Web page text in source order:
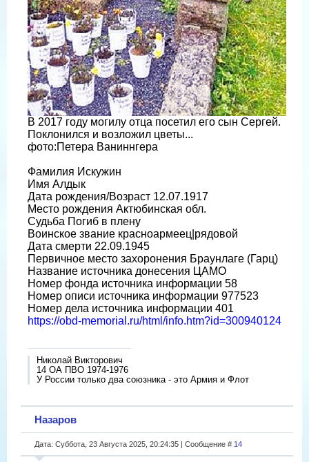
В 2017 году могилу отца посетил его сын Сергей.
Поклонился и возложил цветы...
фото:Петера Ваниннгера
Фамилия Искужин
Имя Алдык
Дата рождения/Возраст 12.07.1917
Место рождения Актюбинская обл.
Судьба Погиб в плену
Воинское звание красноармеец|рядовой
Дата смерти 22.09.1945
Первичное место захоронения Браунлаге (Гарц)
Название источника донесения ЦАМО
Номер фонда источника информации 58
Номер описи источника информации 977523
Номер дела источника информации 401
https://obd-memorial.ru/html/info.htm?id=300940124
Николай Викторович
14 ОА ПВО 1974-1976
У России только два союзника - это Армия и Флот
Назаров
Дата: Суббота, 23 Августа 2025, 20:24:35 | Сообщение # 14